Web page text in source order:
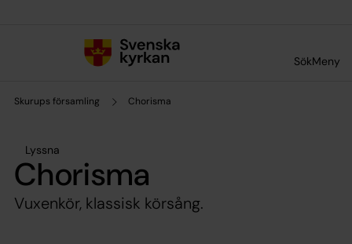
SökMeny
Skurups församling Chorisma
Lyssna
Chorisma
Vuxenkör, klassisk körsång.